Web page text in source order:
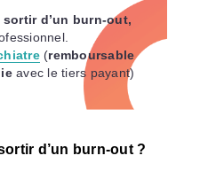
sortir d’un burn-out,
(remboursable
avec le tiers payant)
d’un burn-out ?